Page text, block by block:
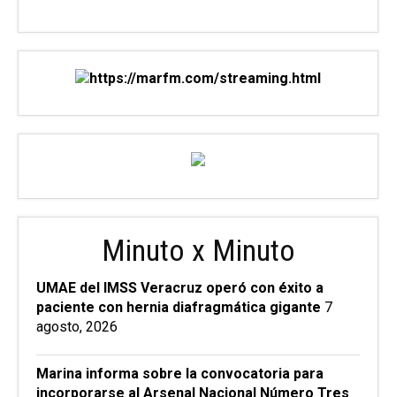
Minuto x Minuto
UMAE del IMSS Veracruz operó con éxito a
paciente con hernia diafragmática gigante 7
agosto, 2026
Marina informa sobre la convocatoria para
incorporarse al Arsenal Nacional Número Tres